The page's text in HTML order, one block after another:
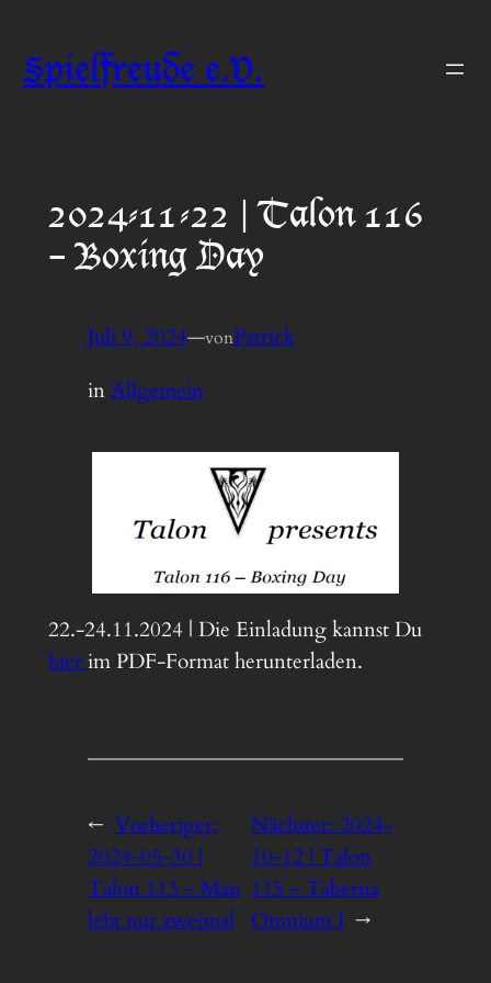
Inhalt
springen
Spielfreude e.V.
2024-11-22 | Talon 116
– Boxing Day
Juli 9, 2024—vonPatrick
inAllgemein
22.-24.11.2024 | Die Einladung kannst Du
hierim PDF-Format herunterladen.
← Vorheriger:
2024-05-30 |
Talon 113 – Man
lebt nur zweimal
Nächster:2024-
10-12 | Talon
115 – Taberna
Omnium I →